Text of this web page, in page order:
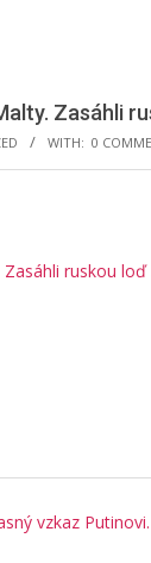
Zasáhli
WITH: 0
ruskou loď
vzkaz